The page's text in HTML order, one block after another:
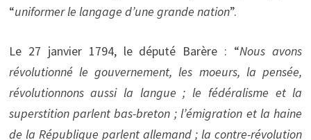
“uniformer le langage d’une grande nation”.
Le 27 janvier 1794, le député Barère : “Nous avons
révolutionné le gouvernement, les moeurs, la pensée,
révolutionnons aussi la langue ; le fédéralisme et la
superstition parlent bas-breton ; l’émigration et la haine
de la République parlent allemand ; la contre-révolution